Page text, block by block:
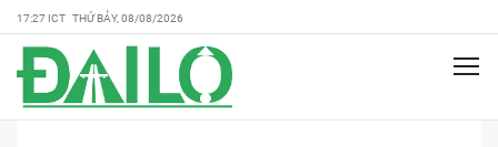
17:27 ICT THỨ BẢY, 08/08/2026